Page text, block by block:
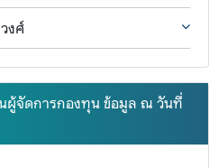
งศ์
จัดการกองทุน ข้อมูล ณ วันที่